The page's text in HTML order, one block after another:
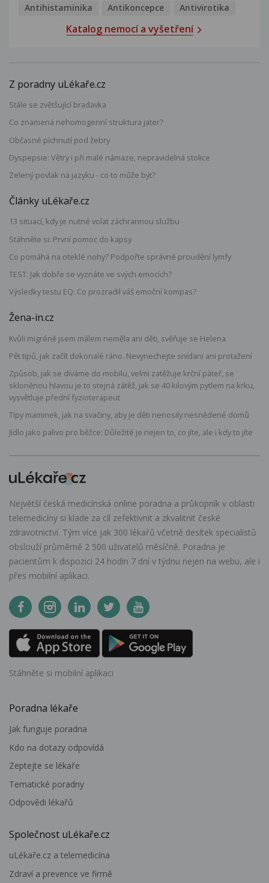
Antihistaminika
Antikoncepce Antivirotika
Katalog nemocí a vyšetření
Z poradny uLékaře.cz
Stále se zvětšující bradavka
Co znamená nehomogenní struktura jater?
Občasné píchnutí pod žebry
Dyspepsie: Větry i při malé námaze, nepravidelná stolice
Zelený povlak na jazyku - co to může být?
Články uLékaře.cz
13 situací, kdy je nutné volat záchrannou službu
Stáhněte si: První pomoc do kapsy
Co pomáhá na oteklé nohy? Podpořte správné proudění lymfy
TEST: Jak dobře se vyznáte ve svých emocích?
Výsledky testu EQ: Co prozradil váš emoční kompas?
Žena-in.cz
Kvůli migréně jsem málem neměla ani děti, svěřuje se Helena
Pět tipů, jak začít dokonalé ráno. Nevynechejte snídani ani protažení
Způsob, jak se díváme do mobilu, velmi zatěžuje krční páteř, se
skloněnou hlavou je to stejná zátěž, jak se 40 kilovým pytlem na krku,
vysvětluje přední fyzioterapeut
Tipy maminek, jak na svačiny, aby je děti nenosily nesnědené domů
Jídlo jako palivo pro běžce: Důležité je nejen to, co jíte, ale i kdy to jíte
Největší česká medicínská online poradna a průkopník v oblasti
telemedicíny si klade za cíl zefektivnit a zkvalitnit české
zdravotnictví. Tým více jak 300 lékařů včetně desítek specialistů
obslouží průměrně 2 500 uživatelů měsíčně. Poradna je
pacientům k dispozici 24 hodin 7 dní v týdnu nejen na webu, ale i
přes mobilní aplikaci.
Stáhněte si mobilní aplikaci
Poradna lékaře
Jak funguje poradna
Kdo na dotazy odpovídá
Zeptejte se lékaře
Tematické poradny
Odpovědi lékařů
Společnost uLékaře.cz
uLékaře.cz a telemedicína
Zdraví a prevence ve firmě